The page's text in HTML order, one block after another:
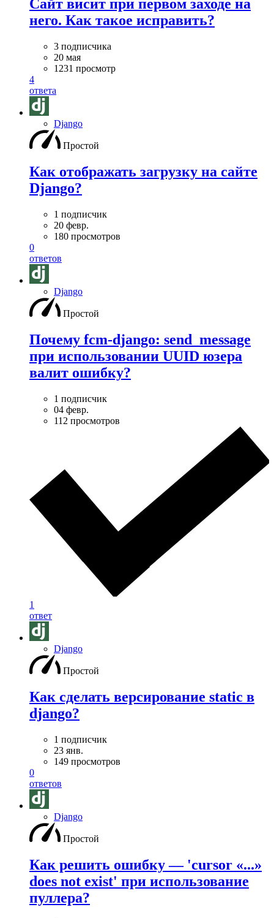
Сайт висит при первом заходе на
него. Как такое исправить?
3 подписчика
20 мая
1231 просмотр
4
ответа
Django
Простой
Как отображать загрузку на сайте
Django?
1 подписчик
20 февр.
180 просмотров
0
ответов
Django
Простой
Почему fcm-django: send_message
при использовании UUID юзера
валит ошибку?
1 подписчик
04 февр.
112 просмотров
1
ответ
Django
Простой
Как сделать версирование static в
django?
1 подписчик
23 янв.
149 просмотров
0
ответов
Django
Простой
Как решить ошибку — 'cursor «...»
does not exist' при использование
пуллера?